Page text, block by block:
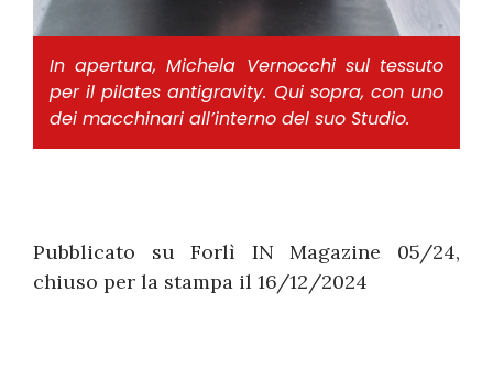
In apertura, Michela Vernocchi sul tessuto
per il pilates antigravity. Qui sopra, con uno
dei macchinari all’interno del suo Studio.
Pubblicato su Forlì IN Magazine 05/24,
chiuso per la stampa il 16/12/2024